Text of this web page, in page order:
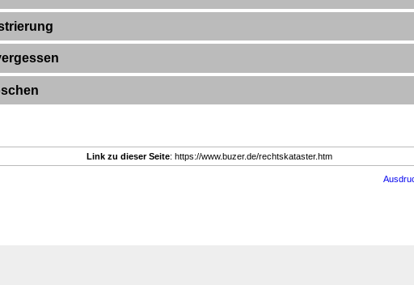
Link zu dieser Seite: https://www.buzer.de/rechtskataster.htm